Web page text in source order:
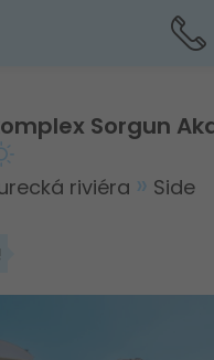
Sorgun
riviéra Side